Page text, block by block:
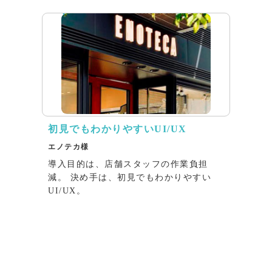
初見でもわかりやすいUI/UX
エノテカ様
導入目的は、店舗スタッフの作業負担
減。 決め手は、初見でもわかりやすい
UI/UX。